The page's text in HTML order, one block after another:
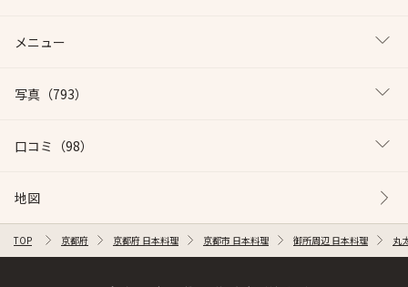
メニュー
写真 （793）
口コミ （98）
地図
TOP 京都府 京都府 日本料理 京都市 日本料理 御所周辺 日本料理 丸